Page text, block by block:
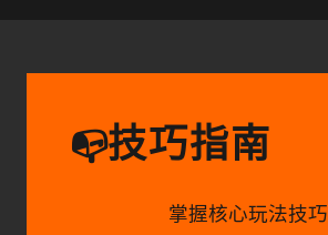
📭技巧指南
掌握核心玩法技巧